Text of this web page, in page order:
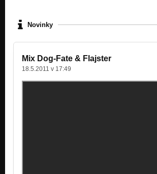
Novinky
Mix Dog-Fate & Flajster
18.5.2011 v 17:49